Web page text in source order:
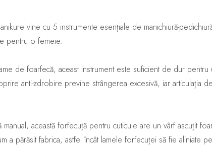
vine cu 5 instrumente esențiale de manichiură-
pentru o femeie.
de foarfecă, aceast instrument este suficient de dur
anti-zdrobire previne strângerea excesivă, iar articulația
această forfecuță pentru cuticule are un vârf ascuțit
a părăsit fabrica, astfel încât lamele forfecuței să fie aliniate